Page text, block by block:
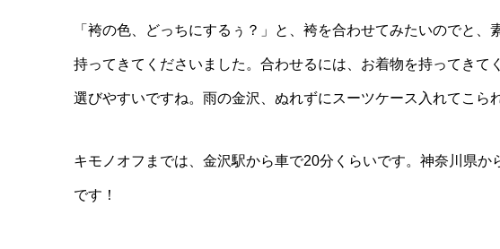
「袴の色、どっちにするぅ？」と、袴を合わせてみたいのでと
持ってきてくださいました。合わせるには、お着物を持ってきて
選びやすいですね。雨の金沢、ぬれずにスーツケース入れてこら
キモノオフまでは、金沢駅から車で20分くらいです。神奈川県か
です！